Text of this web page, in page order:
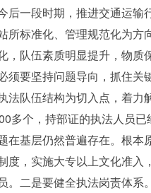
一段时期，推进交通运输
所标准化、管理规范化为
，队伍素质明显提升，物
要坚持问题导向，抓住关
队伍结构为切入点，着力
多个，持部证的执法人员
在基层仍然普遍存在。根
度，实施大专以上文化准
。二是要健全执法岗责体